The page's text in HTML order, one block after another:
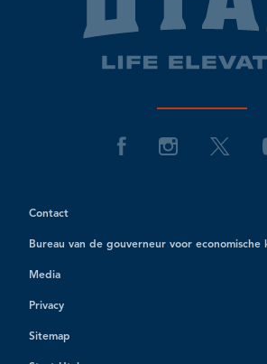
Contact
Bureau van de gouverneur voor economische
Media
Privacy
Sitemap